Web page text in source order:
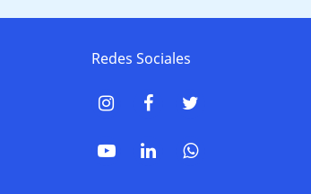
Redes Sociales